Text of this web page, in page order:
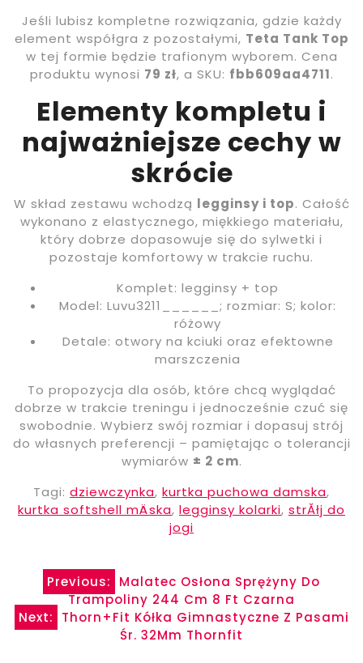
Jeśli lubisz kompletne rozwiązania, gdzie każdy
element współgra z pozostałymi, Teta Tank Top
w tej formie będzie trafionym wyborem. Cena
produktu wynosi 79 zł, a SKU: fbb609aa4711.
Elementy kompletu i
najważniejsze cechy w
skrócie
W skład zestawu wchodzą legginsy i top. Całość
wykonano z elastycznego, miękkiego materiału,
który dobrze dopasowuje się do sylwetki i
pozostaje komfortowy w trakcie ruchu.
Komplet: legginsy + top
Model: Luvu3211______; rozmiar: S; kolor:
różowy
Detale: otwory na kciuki oraz efektowne
marszczenia
To propozycja dla osób, które chcą wyglądać
dobrze w trakcie treningu i jednocześnie czuć się
swobodnie. Wybierz swój rozmiar i dopasuj strój
do własnych preferencji – pamiętając o tolerancji
wymiarów ± 2 cm.
Tagi: dziewczynka, kurtka puchowa damska,
kurtka softshell mÄska, legginsy kolarki, strĂłj do
jogi
Nawigacja
wpisu
Previous:
Malatec Osłona Sprężyny Do
Trampoliny 244 Cm 8 Ft Czarna
Next:
Thorn+Fit Kółka Gimnastyczne Z Pasami
Śr. 32Mm Thornfit